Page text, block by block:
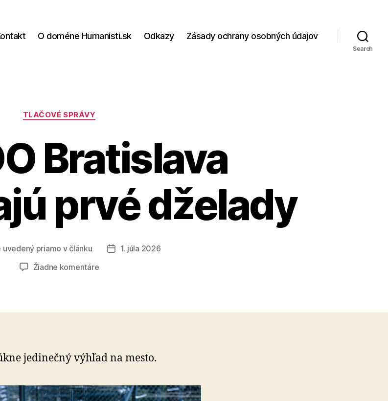
O doméne Humanisti.sk Odkazy Zásady ochrany osobných údajov
Search
Kategórie
TLAČOVÉ SPRÁVY
Bratislava
prvé dželady
uvedený priamo v článku
Dátum
1. júla 2026
Žiadne komentárena
prichádzajú
jedinečný výhľad na mesto.